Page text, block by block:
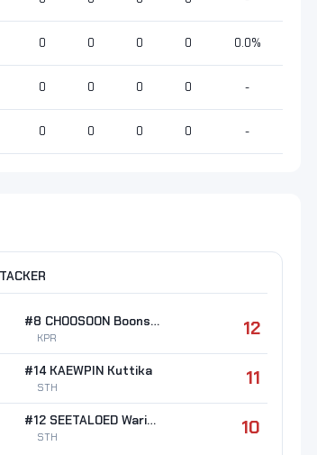
0 0 0 0 0.0%
0 0 0 0 -
0 0 0 0 -
#8 CHOOSOON Boonsita
KPR 12
#14 KAEWPIN Kuttika
STH 11
#12 SEETALOED Warisara
STH 10